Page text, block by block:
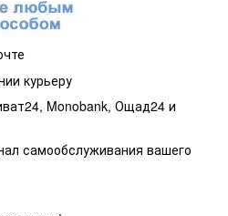
курьеру
Monobank, Ощад24 и
самообслуживания вашего